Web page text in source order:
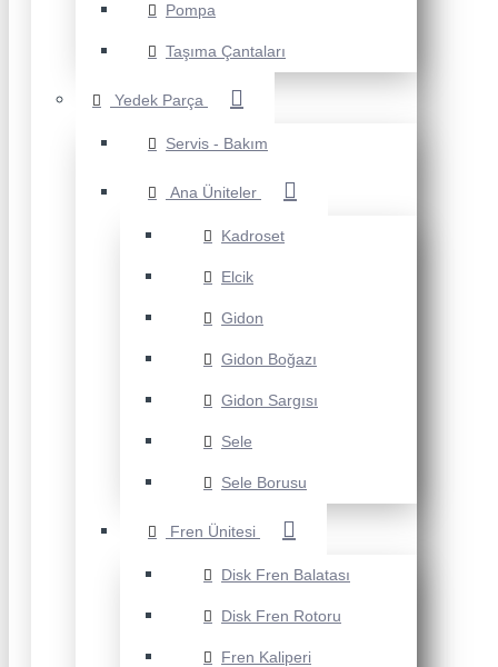
Pompa
Taşıma Çantaları
Yedek Parça
Servis - Bakım
Ana Üniteler
Kadroset
Elcik
Gidon
Gidon Boğazı
Gidon Sargısı
Sele
Sele Borusu
Fren Ünitesi
Disk Fren Balatası
Disk Fren Rotoru
Fren Kaliperi